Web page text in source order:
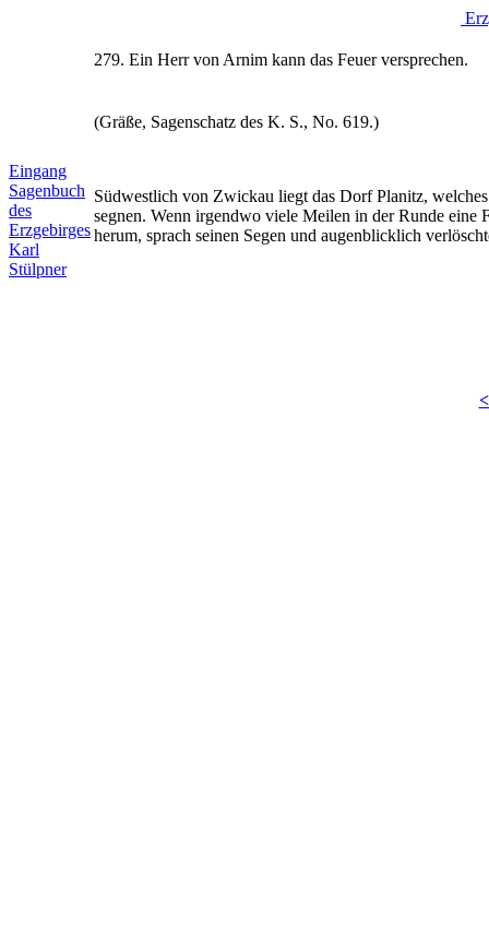
Eingang
Sagenbuch
des
Erzgebirges
Karl
Stülpner
279. Ein Herr von Arnim kann das Feuer versprechen.
(Gräße, Sagenschatz des K. S., No. 619.)
Südwestlich von Zwickau liegt das Dorf Planitz,
segnen. Wenn irgendwo viele Meilen in der Runde eine
herum, sprach seinen Segen und augenblicklich